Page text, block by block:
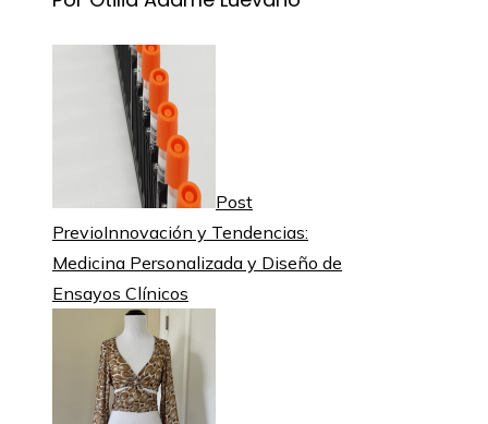
Post
PrevioInnovación y Tendencias:
Medicina Personalizada y Diseño de
Ensayos Clínicos